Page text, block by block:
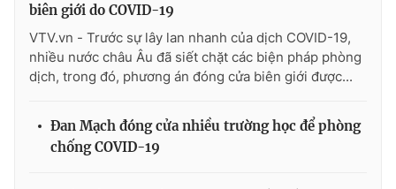
® Cấm sao chép dưới mọi hình thức nếu không có sự chấp
thuận bằng văn bản. Ghi rõ nguồn VTV.vn khi phát hành lại
thông tin từ website này.
biên giới do COVID-19
VTV.vn - Trước sự lây lan nhanh của dịch COVID-19,
nhiều nước châu Âu đã siết chặt các biện pháp phòng
dịch, trong đó, phương án đóng cửa biên giới được...
Đan Mạch đóng cửa nhiều trường học để phòng
chống COVID-19